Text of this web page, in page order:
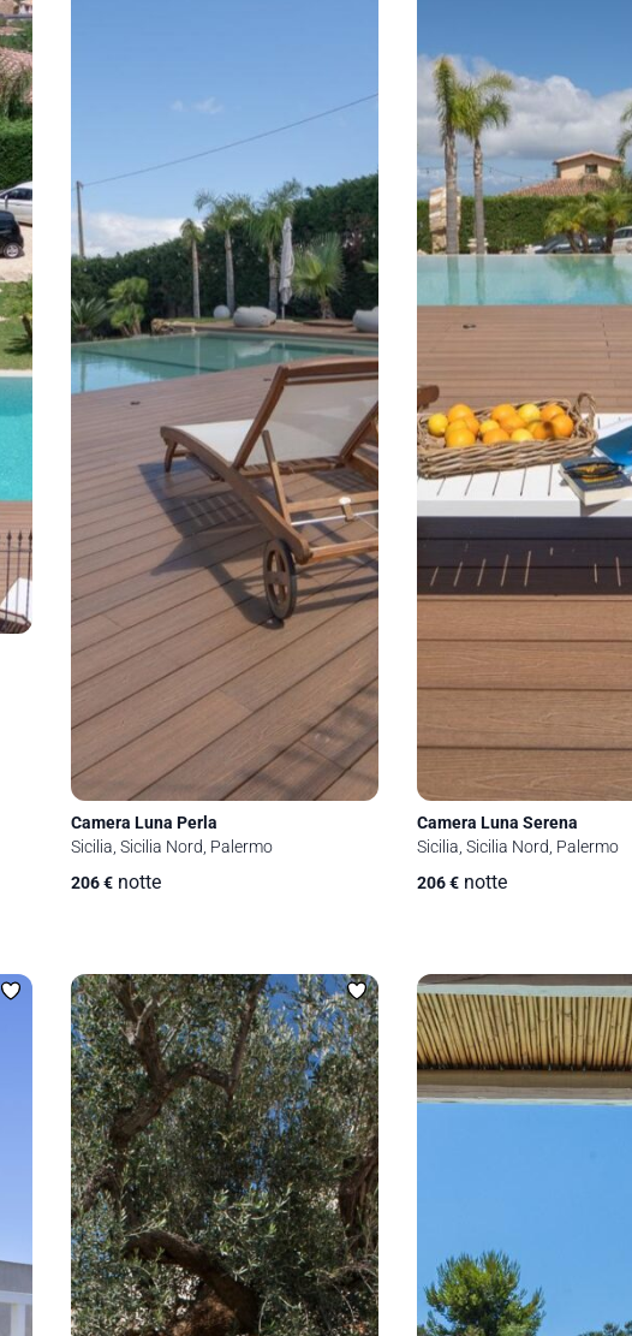
Camera Luna Perla
Sicilia, Sicilia Nord, Palermo
206€ notte
Camera Luna Serena
Sicilia, Sicilia Nord, Palermo
206€ notte